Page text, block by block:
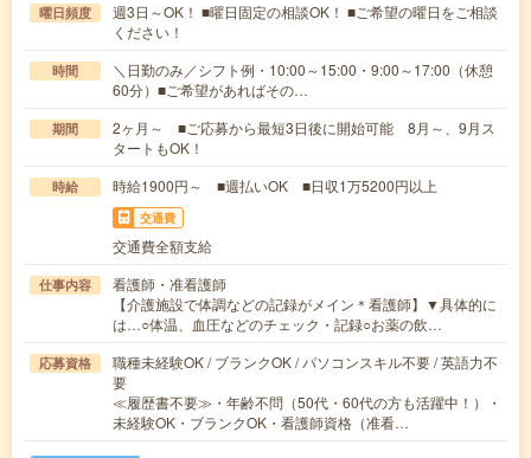
曜日頻度
週3日～OK！ ■曜日固定の相談OK！ ■ご希望の曜日をご相談
ください！
時間
＼日勤のみ／シフト例・10:00～15:00・9:00～17:00（休憩
60分）■ご希望があればその…
期間
2ヶ月～ ■ご応募から最短3日後に開始可能 8月～、9月ス
タートもOK！
時給 時給1900円～ ■週払いOK ■日収1万5200円以上
交通費
交通費全額支給
仕事内容
看護師・准看護師
【介護施設で体調などの記録がメイン＊看護師】▼具体的に
は…○体温、血圧などのチェック・記録○お薬の飲…
応募資格
職種未経験OK / ブランクOK / パソコンスキル不要 / 英語力不
要
≪履歴書不要≫・年齢不問（50代・60代の方も活躍中！）・
未経験OK・ブランクOK・看護師資格（准看…